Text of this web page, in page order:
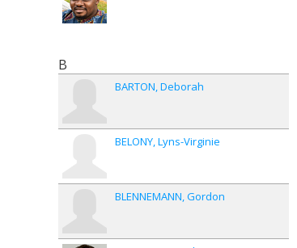
B
BARTON Deborah
BELONY Lyns-Virginie
BLENNEMANN Gordon